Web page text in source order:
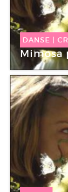
DANSE |
Mimosa